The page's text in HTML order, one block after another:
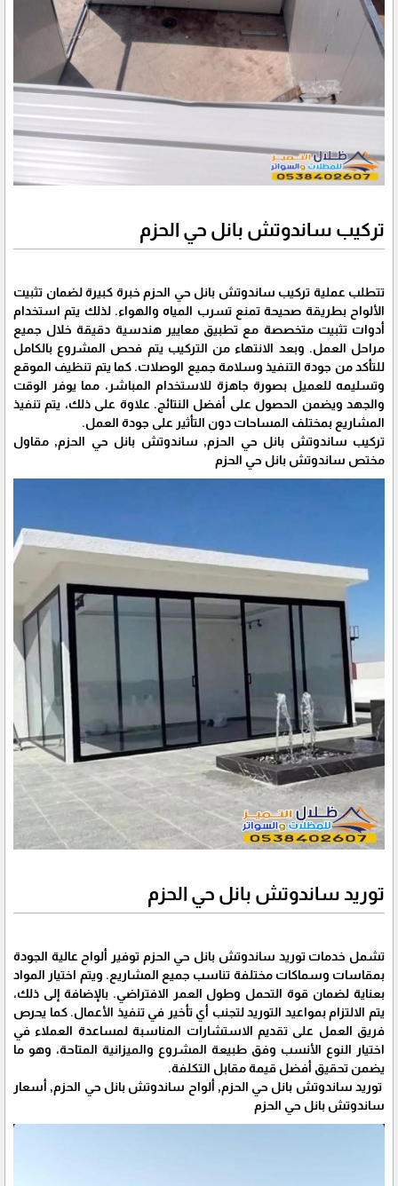
تركيب ساندوتش بانل حي الحزم
تتطلب عملية تركيب ساندوتش بانل حي الحزم خبرة كبيرة لضمان تثبيت
الألواح بطريقة صحيحة تمنع تسرب المياه والهواء. لذلك يتم استخدام
أدوات تثبيت متخصصة مع تطبيق معايير هندسية دقيقة خلال جميع
مراحل العمل. وبعد الانتهاء من التركيب يتم فحص المشروع بالكامل
للتأكد من جودة التنفيذ وسلامة جميع الوصلات. كما يتم تنظيف الموقع
وتسليمه للعميل بصورة جاهزة للاستخدام المباشر، مما يوفر الوقت
والجهد ويضمن الحصول على أفضل النتائج. علاوة على ذلك، يتم تنفيذ
المشاريع بمختلف المساحات دون التأثير على جودة العمل.
تركيب ساندوتش بانل حي الحزم, ساندوتش بانل حي الحزم, مقاول
مختص ساندوتش بانل حي الحزم
توريد ساندوتش بانل حي الحزم
تشمل خدمات توريد ساندوتش بانل حي الحزم توفير ألواح عالية الجودة
بمقاسات وسماكات مختلفة تناسب جميع المشاريع. ويتم اختيار المواد
بعناية لضمان قوة التحمل وطول العمر الافتراضي. بالإضافة إلى ذلك،
يتم الالتزام بمواعيد التوريد لتجنب أي تأخير في تنفيذ الأعمال. كما يحرص
فريق العمل على تقديم الاستشارات المناسبة لمساعدة العملاء في
اختيار النوع الأنسب وفق طبيعة المشروع والميزانية المتاحة، وهو ما
يضمن تحقيق أفضل قيمة مقابل التكلفة.
توريد ساندوتش بانل حي الحزم, ألواح ساندوتش بانل حي الحزم, أسعار
ساندوتش بانل حي الحزم